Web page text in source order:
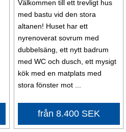
Välkommen till ett trevligt hus
med bastu vid den stora
altanen! Huset har ett
nyrenoverat sovrum med
dubbelsäng, ett nytt badrum
med WC och dusch, ett mysigt
kök med en matplats med
stora fönster mot ...
från 8.400 SEK